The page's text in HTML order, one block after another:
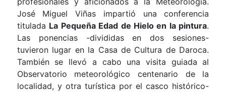
José Miguel Viñas impartió una conferencia
titulada La Pequeña Edad de Hielo en la pintura.
Las ponencias -divididas en dos sesiones-
tuvieron lugar en la Casa de Cultura de Daroca.
También se llevó a cabo una visita guiada al
Observatorio meteorológico centenario de la
localidad, y otra turística por el casco histórico-